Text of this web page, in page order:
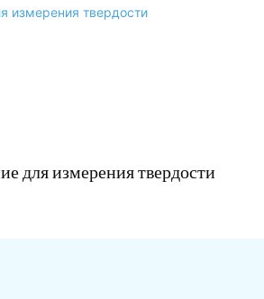
для измерения твердости